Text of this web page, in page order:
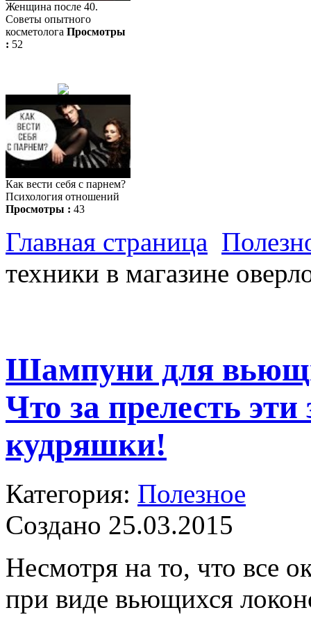
Женщина после 40.
Советы опытного
косметолога Просмотры
: 52
Как вести себя с парнем?
Психология отношений
Просмотры : 43
Главная страница
техники в магазине
Шампуни для
Что за прелесть
кудряшки!
Категория: Полезное
Создано 25.03.2015
Несмотря на то, что все
при виде вьющихся